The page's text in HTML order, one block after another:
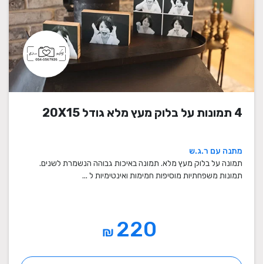
4 תמונות על בלוק מעץ מלא גודל 20X15
מתנה עם ר.ג.ש
תמונה על בלוק מעץ מלא. תמונה באיכות גבוהה הנשמרת לשנים.
תמונות משפחתיות מוסיפות חמימות ואינטימיות ל ...
₪